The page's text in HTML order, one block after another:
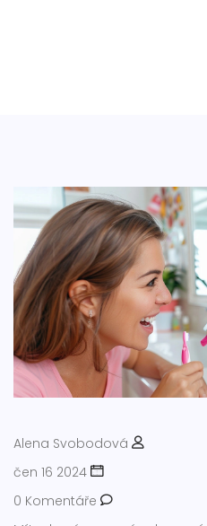
Alena Svobodová
čen 16 2024
0 Komentáře